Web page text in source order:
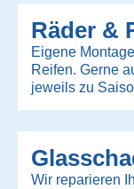
Räder &
Eigene
Reifen. Gerne
jeweils zu
Wir reparieren